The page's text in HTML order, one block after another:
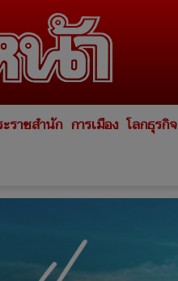
ราชสำนัก การเมือง โลกธุรกิจ